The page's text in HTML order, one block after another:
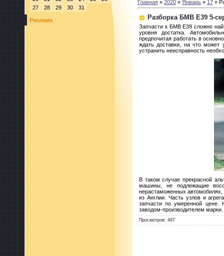
27
28 29 30 31
Реклама
Главная » 2020 » Январь » 17 »
Разборка БМВ Е39 5-
Запчасти к БМВ E39 сложно
уровня достатка.
предпочитая работать в
ждать доставки, на что может
устранить неисправность
В таком случае прекрасной
машины, не подлежащие
нерастаможенных
из Англии. Часть узлов и
запчасти по умеренной цене.
заводом-производителем марки.
Просмотров: 497